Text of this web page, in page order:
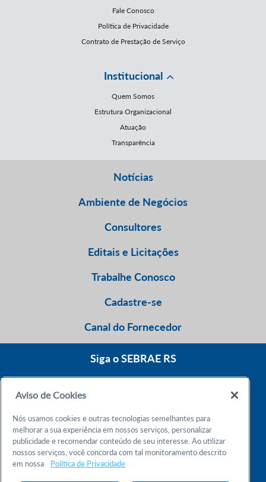
Fale Conosco
Política de Privacidade
Contrato de Prestação de Serviço
Institucional
Quem Somos
Estrutura Organizacional
Atuação
Transparência
Notícias
Ambiente de Negócios
Consultores
Editais e Licitações
Trabalhe Conosco
Cadastre-se
Canal do Fornecedor
Siga o SEBRAE RS
Atendimento 24h
Chame no WhatsApp
Aviso de Cookies
Nós usamos cookies e outras tecnologias semelhantes para
melhorar a sua experiência em nossos serviços, personalizar
publicidade e recomendar conteúdo de seu interesse. Ao utilizar
nossos serviços, você concorda com tal monitoramento descrito
em nossa
Política de Privacidade